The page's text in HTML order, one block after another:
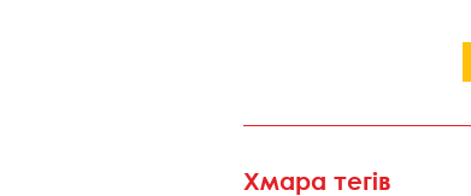
Хмара тегів